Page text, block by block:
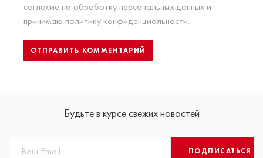
согласие на обработку персональных данных и
принимаю политику конфиденциальности.
Будьте в курсе свежих новостей
ПОДПИСАТЬСЯ